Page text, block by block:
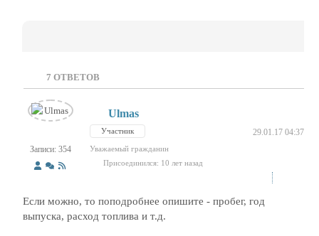
7 ОТВЕТОВ
Записи: 354
Ulmas
Участник 29.01.17 04:37
Уважаемый гражданин
Присоединился: 10 лет назад
Если можно, то поподробнее опишите - пробег, год
выпуска, расход топлива и т.д.